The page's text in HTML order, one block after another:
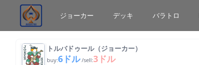
ジョーカー デッキ バラトロ
トルバドゥール（ジョーカー）
buy:6ドル /sell:3ドル